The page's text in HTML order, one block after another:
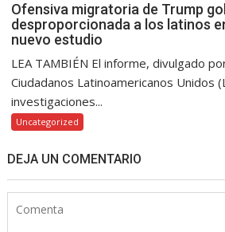
Ofensiva migratoria de Trump
desproporcionada a los latinos
nuevo estudio
LEA TAMBIÉN El informe, divulgado
Ciudadanos Latinoamericanos Unidos
investigaciones...
Uncategorized
DEJA UN COMENTARIO